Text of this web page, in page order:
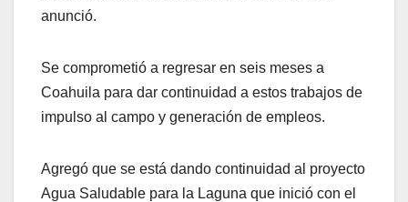
anunció.
Se comprometió a regresar en seis meses a
Coahuila para dar continuidad a estos trabajos de
impulso al campo y generación de empleos.
Agregó que se está dando continuidad al proyecto
Agua Saludable para la Laguna que inició con el